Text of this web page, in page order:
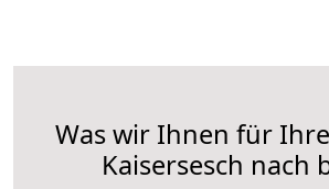
Was wir Ihnen für
Kaisersesch nach